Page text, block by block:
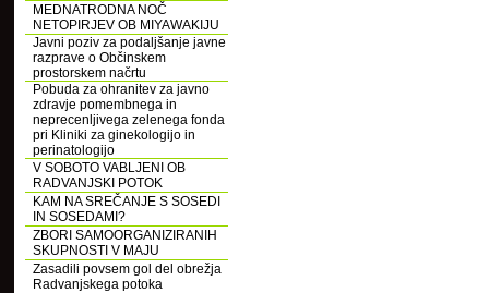
MEDNATRODNA NOČ
NETOPIRJEV OB MIYAWAKIJU
Javni poziv za podaljšanje javne
razprave o Občinskem
prostorskem načrtu
Pobuda za ohranitev za javno
zdravje pomembnega in
neprecenljivega zelenega fonda
pri Kliniki za ginekologijo in
perinatologijo
V SOBOTO VABLJENI OB
RADVANJSKI POTOK
KAM NA SREČANJE S SOSEDI
IN SOSEDAMI?
ZBORI SAMOORGANIZIRANIH
SKUPNOSTI V MAJU
Zasadili povsem gol del obrežja
Radvanjskega potoka